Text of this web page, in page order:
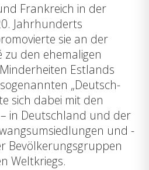
Frankreich in der
Jahrhunderts
sie an der
zu den ehemaligen
Estlands
„Deutsch-
sich dabei mit den
in Deutschland und der
und -
Bevölkerungsgruppen
Weltkriegs.